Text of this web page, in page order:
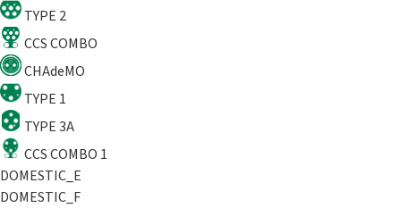
TYPE 2
CCS COMBO
CHAdeMO
TYPE 1
TYPE 3A
CCS COMBO 1
DOMESTIC_E
DOMESTIC_F